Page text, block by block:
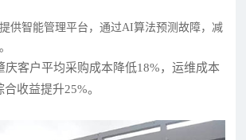
供智能管理平台，通过AI算法预测故障，减
庆客户平均采购成本降低18%，运维成本
合收益提升25%。